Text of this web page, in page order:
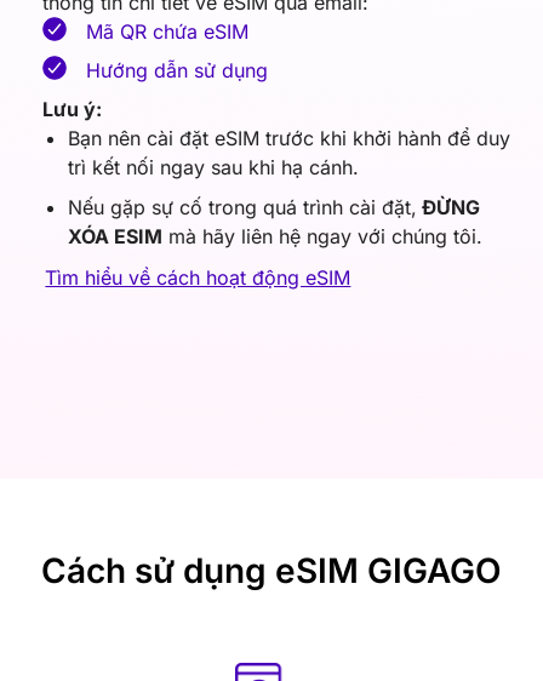
Mã QR chứa eSIM
Hướng dẫn sử dụng
Lưu ý:
Bạn nên cài đặt eSIM trước khi khởi hành để duy
trì kết nối ngay sau khi hạ cánh.
Nếu gặp sự cố trong quá trình cài đặt, ĐỪNG
XÓA ESIM mà hãy liên hệ ngay với chúng tôi.
Tìm hiểu về cách hoạt động eSIM
Cách sử dụng eSIM GIGAGO